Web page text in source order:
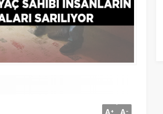
A+ A-